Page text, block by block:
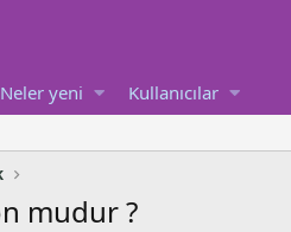
Neler yeni Kullanıcılar
mudur ?